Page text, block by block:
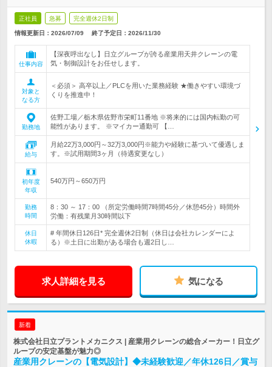
正社員 急募 完全週休2日制
情報更新日：2026/07/09 終了予定日： 2026/11/30
仕事内容
【深夜呼出なし】日立グループが誇る産業用天井クレーンの電
気・制御設計をお任せします。
対象と
なる方
＜必須＞ 高卒以上／PLCを用いた業務経験 ★働きやすい環境づ
くりを推進中！
勤務地
佐野工場／栃木県佐野市栄町11番地 ※将来的には国内転勤の可
能性があります。 ※マイカー通勤可 【…
給与
月給22万3,000円～32万3,000円※能力や経験に基づいて優遇しま
す。※試用期間3ヶ月（待遇変更なし）
初年度
年収
540万円～650万円
勤務
時間
8：30 ～ 17：00 （所定労働時間7時間45分／休憩45分）時間外
労働：有残業月30時間以下
休日
休暇
# 年間休日126日* 完全週休2日制（休日は会社カレンダーによ
る）※土日に出勤がある場合も週2日し…
求人詳細を見る 気になる
新着
株式会社日立プラントメカニクス | 産業用クレーンの総合メーカー！日立グ
ループの安定基盤が魅力◎
産業用クレーンの【電気設計】◆未経験歓迎／年休126日／賞与